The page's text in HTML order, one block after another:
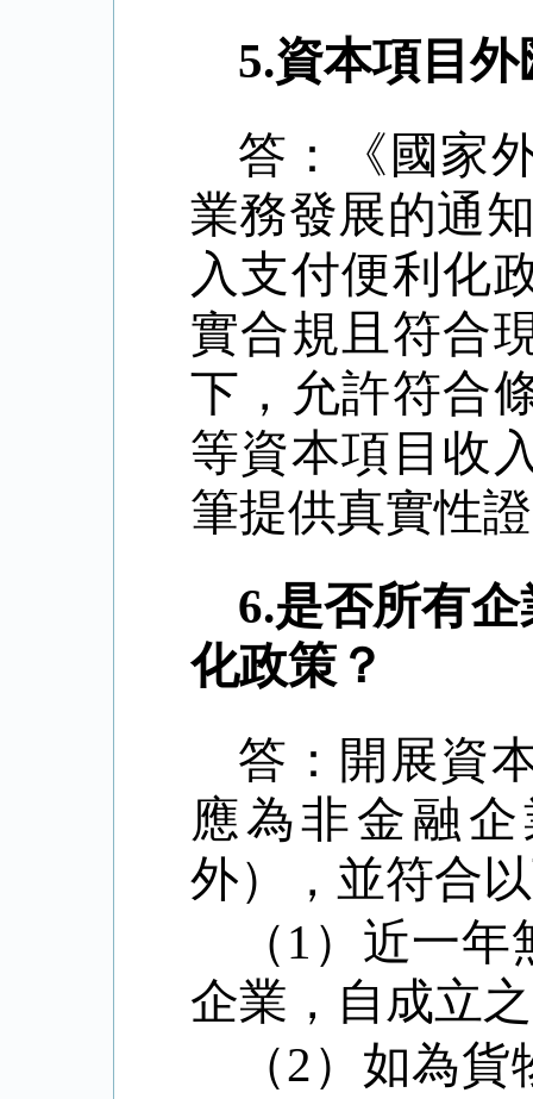
5.資本項目
答：《國家
業務發展的通
入支付便利化
實合規且符合
下，允許符合
等資本項目收
筆提供真實性
6.是否所有
化政策？
答：開展資
應為非金融
外），並符合
（1）近一年
企業，自成立
（2）如為貨